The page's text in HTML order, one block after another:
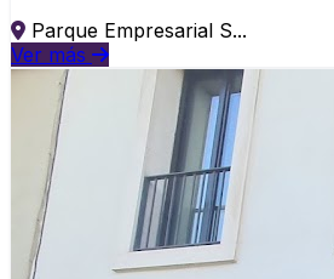
Parque Empresarial S...
Ver más